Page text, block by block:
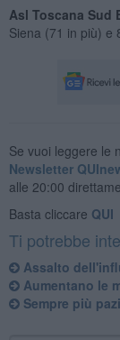
Asl Toscana Sud
Siena (71 in più) e
Se vuoi leggere le
Newsletter
alle 20:00
Basta cliccare QUI
Ti potrebbe
Assalto
Aumentano le
Sempre più